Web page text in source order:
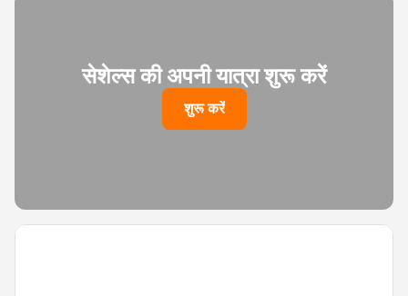
सेशेल्स की अपनी यात्रा शुरू करें
शुरू करें